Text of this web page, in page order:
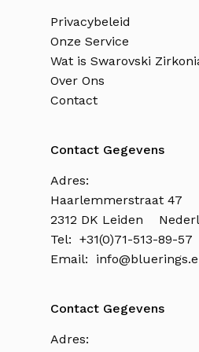
Privacybeleid
Onze Service
Wat is Swarovski
Over Ons
Contact
Contact Gegevens
Adres:
Haarlemmerstraat 47
2312 DK Leiden
Tel: +31(0)71-513-89-57
Email:
Contact Gegevens
Adres: